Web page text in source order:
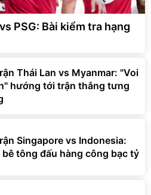
PSG: Bài kiểm tra hạng
Thái Lan vs Myanmar: "Voi
hướng tới trận thắng tưng
Singapore vs Indonesia:
bê tông đấu hàng công bạc tỷ